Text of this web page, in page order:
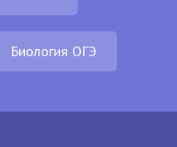
Биология ОГЭ